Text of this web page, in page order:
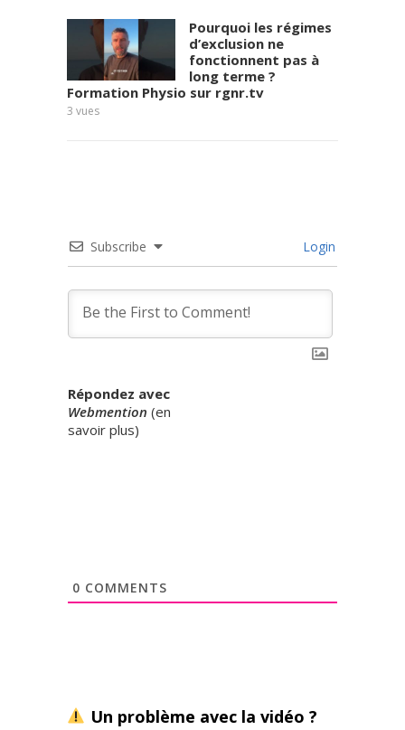
Pourquoi les régimes
d’exclusion ne
fonctionnent pas à
long terme ?
Formation Physio sur rgnr.tv
3 vues
Subscribe Login
Répondez avec
Webmention (en
savoir plus)
0 COMMENTS
Un problème avec la vidéo ?